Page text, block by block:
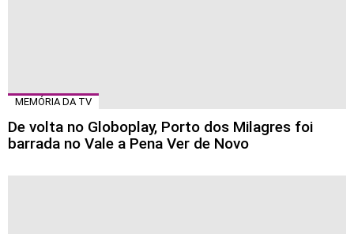
MEMÓRIA DA TV
De volta no Globoplay, Porto dos Milagres foi
barrada no Vale a Pena Ver de Novo